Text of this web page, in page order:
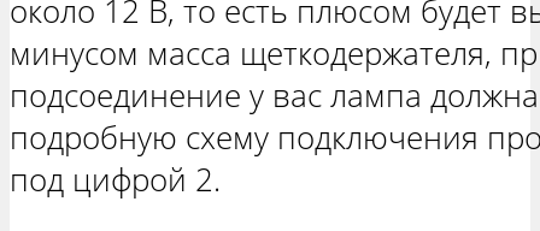
около 12 В, то есть плюсом будет
минусом масса щеткодержателя,
подсоединение у вас лампа
подробную схему подключения
под цифрой 2.